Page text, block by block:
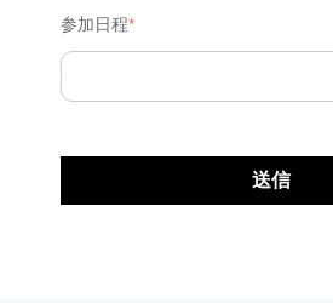
参加日程*
送信